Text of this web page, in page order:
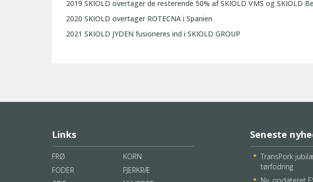
2019 SKIOLD overtager de resterende 50% af SKIOLD VMS og SKIOLD
2020 SKIOLD overtager ROTECNA i Spanien
2021 SKIOLD JYDEN fusioneres ind i SKIOLD GROUP
Links
FRØ
KORN
FODER
FJERKRÆ
Seneste
TransPork
tørfodring